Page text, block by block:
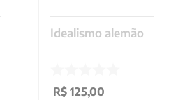
Idealismo alemão
R$ 125,00